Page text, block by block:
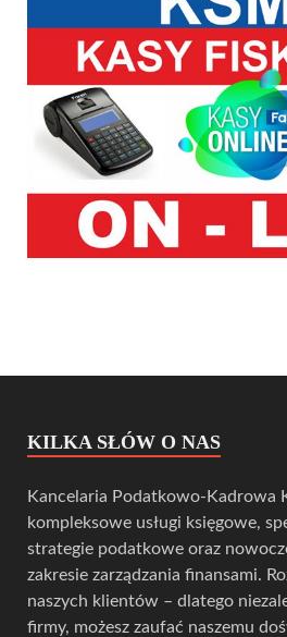
KILKA SŁÓW O NAS
Kancelaria Podatkowo-Kadrowa
kompleksowe usługi księgowe,
strategie podatkowe oraz
zakresie zarządzania finansami.
naszych klientów – dlatego
firmy, możesz zaufać naszemu